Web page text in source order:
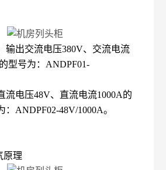
输出交流电压380V、交流电流
型号为：ANDPF01-
流电压48V、直流电流1000A的
ANDPF02-48V/1000A。
原理